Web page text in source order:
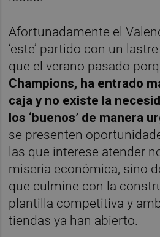
Afortunadamente el
‘este’ partido con un
que el verano pasado
Champions, ha entrado
caja y no existe la
los ‘buenos’ de manera
se presenten
las que interese atender
miseria económica, sino
que culmine con la
plantilla competitiva y
tiendas ya han abierto.